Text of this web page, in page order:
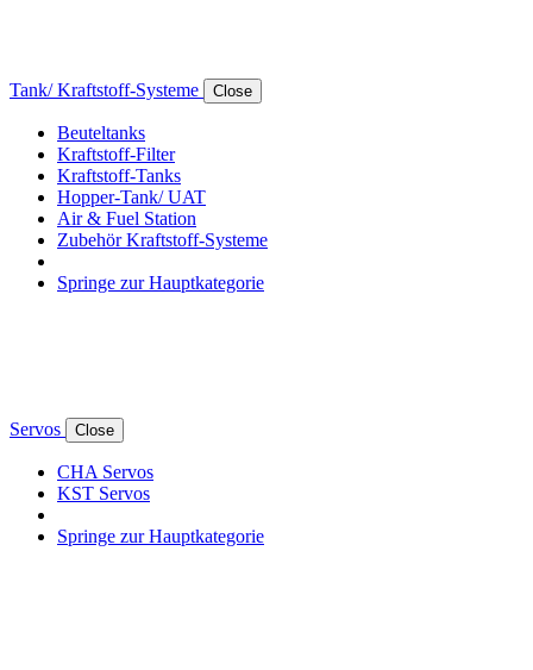
Tank/ Kraftstoff-Systeme Close
Beuteltanks
Kraftstoff-Filter
Kraftstoff-Tanks
Hopper-Tank/ UAT
Air & Fuel Station
Zubehör Kraftstoff-Systeme
Springe zur Hauptkategorie
Servos Close
CHA Servos
KST Servos
Springe zur Hauptkategorie